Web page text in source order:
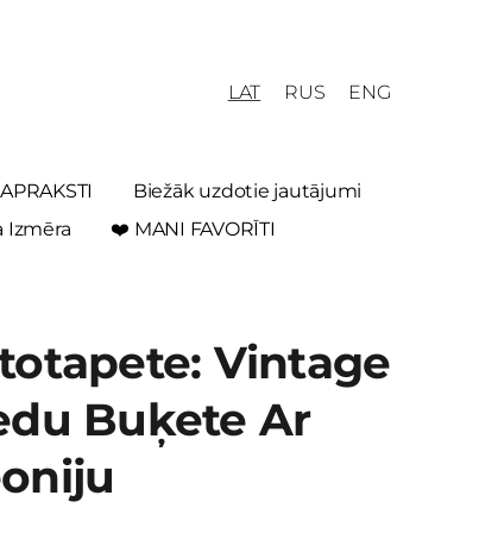
Biežāk uzdotie jautājumi
Izmēra ❤️ MANI FAVORĪTI
LAT RUS ENG
Vintage
Buķete Ar